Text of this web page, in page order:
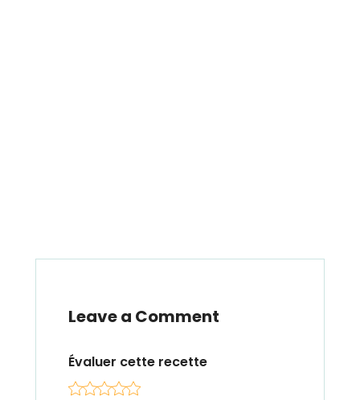
Leave a Comment
Évaluer cette recette